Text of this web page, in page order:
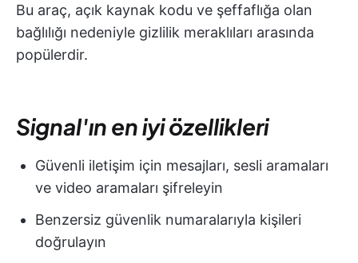
Bu araç, açık kaynak kodu ve şeffaflığa olan
bağlılığı nedeniyle gizlilik meraklıları arasında
popülerdir.
Signal'ın en iyi özellikleri
Güvenli iletişim için mesajları, sesli aramaları
ve video aramaları şifreleyin
Benzersiz güvenlik numaralarıyla kişileri
doğrulayın